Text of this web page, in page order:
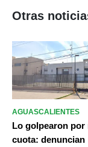
Otras
AGUASCALIENTES
Lo golpearon por
cuota: denuncian